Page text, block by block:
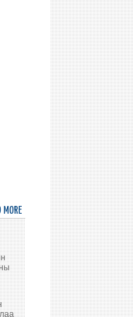
ТӨЛӨӨЛӨГЧ
РОБЕРТО
БЭНЕСИЙГ
ХҮЛЭЭН
УУЛЗЛАА
MORE
AMBASSADOR
S.SUKHBOLD
DELIVERS
STATEMENT
AT
THE
GENERAL